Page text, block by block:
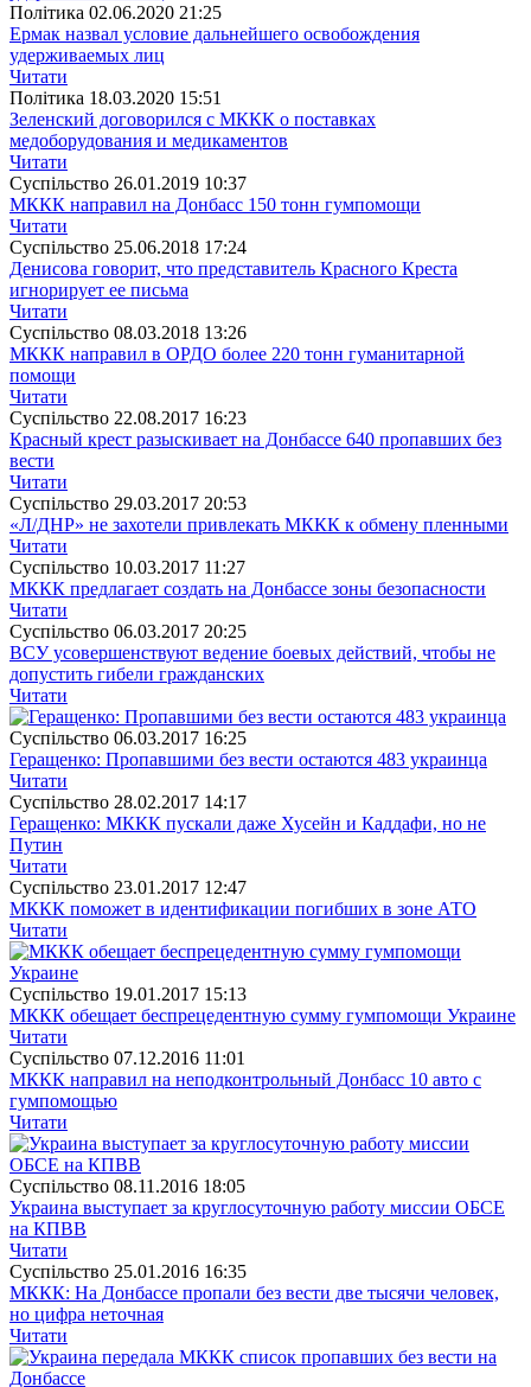
Полiтика 02.06.2020 21:25
Ермак назвал условие дальнейшего освобождения
удерживаемых лиц
Читати
Полiтика 18.03.2020 15:51
Зеленский договорился с МККК о поставках
медоборудования и медикаментов
Читати
Суспiльство 26.01.2019 10:37
МККК направил на Донбасс 150 тонн гумпомощи
Читати
Суспiльство 25.06.2018 17:24
Денисова говорит, что представитель Красного Креста
игнорирует ее письма
Читати
Суспiльство 08.03.2018 13:26
МККК направил в ОРДО более 220 тонн гуманитарной
помощи
Читати
Суспiльство 22.08.2017 16:23
Красный крест разыскивает на Донбассе 640 пропавших без
вести
Читати
Суспiльство 29.03.2017 20:53
«Л/ДНР» не захотели привлекать МККК к обмену пленными
Читати
Суспiльство 10.03.2017 11:27
МККК предлагает создать на Донбассе зоны безопасности
Читати
Суспiльство 06.03.2017 20:25
ВСУ усовершенствуют ведение боевых действий, чтобы не
допустить гибели гражданских
Читати
Суспiльство 06.03.2017 16:25
Геращенко: Пропавшими без вести остаются 483 украинца
Читати
Суспiльство 28.02.2017 14:17
Геращенко: МККК пускали даже Хусейн и Каддафи, но не
Путин
Читати
Суспiльство 23.01.2017 12:47
МККК поможет в идентификации погибших в зоне АТО
Читати
Суспiльство 19.01.2017 15:13
МККК обещает беспрецедентную сумму гумпомощи Украине
Читати
Суспiльство 07.12.2016 11:01
МККК направил на неподконтрольный Донбасс 10 авто с
гумпомощью
Читати
Суспiльство 08.11.2016 18:05
Украина выступает за круглосуточную работу миссии ОБСЕ
на КПВВ
Читати
Суспiльство 25.01.2016 16:35
МККК: На Донбассе пропали без вести две тысячи человек,
но цифра неточная
Читати